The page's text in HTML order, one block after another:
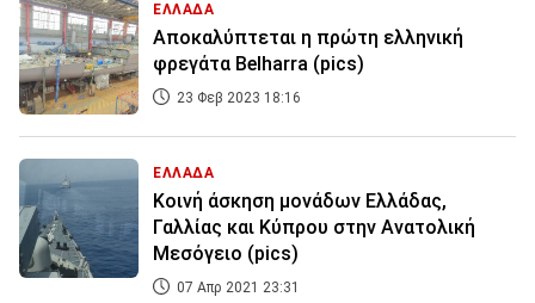
ΕΛΛΑΔΑ
Αποκαλύπτεται η πρώτη ελληνική
φρεγάτα Belharra (pics)
23 Φεβ 2023 18:16
ΕΛΛΑΔΑ
Κοινή άσκηση μονάδων Ελλάδας,
Γαλλίας και Κύπρου στην Ανατολική
Μεσόγειο (pics)
07 Απρ 2021 23:31